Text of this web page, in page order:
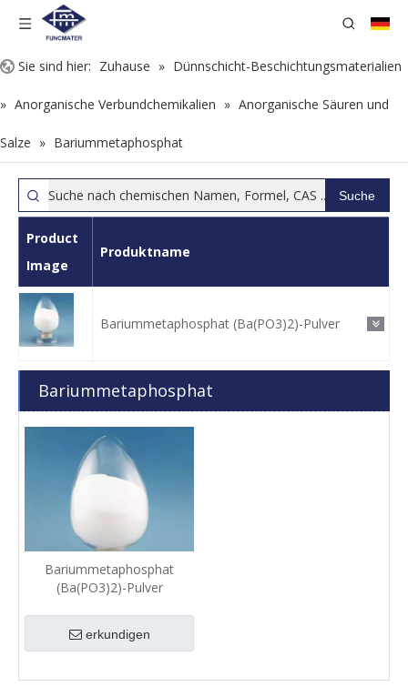
Sie sind hier: Zuhause » Dünnschicht-Beschichtungsmaterialien
» Anorganische Verbundchemikalien » Anorganische Säuren und
Salze » Bariummetaphosphat
Suche
Product
Image
Produktname
Bariummetaphosphat (Ba(PO3)2)-Pulver
Bariummetaphosphat
Bariummetaphosphat
(Ba(PO3)2)-Pulver
erkundigen